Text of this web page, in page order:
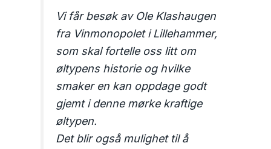
Vi får besøk av Ole Klashaugen
fra Vinmonopolet i Lillehammer,
som skal fortelle oss litt om
øltypens historie og hvilke
smaker en kan oppdage godt
gjemt i denne mørke kraftige
øltypen.
Det blir også mulighet til å